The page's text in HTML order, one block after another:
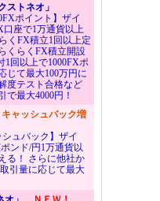
ストネオ」
ポイント】ザイ
座で1万通貨以上
くFX積立1回以上定
くらくFX積立開設
1回以上で1000FXポ
じて最大100万円に
度テスト合格など
で最大4000円！
キャッシュバック増
シュバック】ザイ
ンド/円1万通貨以
る！ さらに他社か
引量に応じて最大